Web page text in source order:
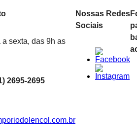
a sexta, das 9h as
2695-2695
Nossas Redes
Sociais